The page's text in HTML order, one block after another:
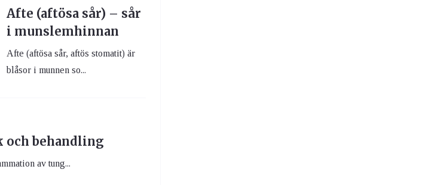
Afte (aftösa sår) – sår
i munslemhinnan
Afte (aftösa sår, aftös stomatit) är
blåsor i munnen so...
och behandling
av tung...